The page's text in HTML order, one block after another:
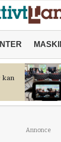
kan
Annonce